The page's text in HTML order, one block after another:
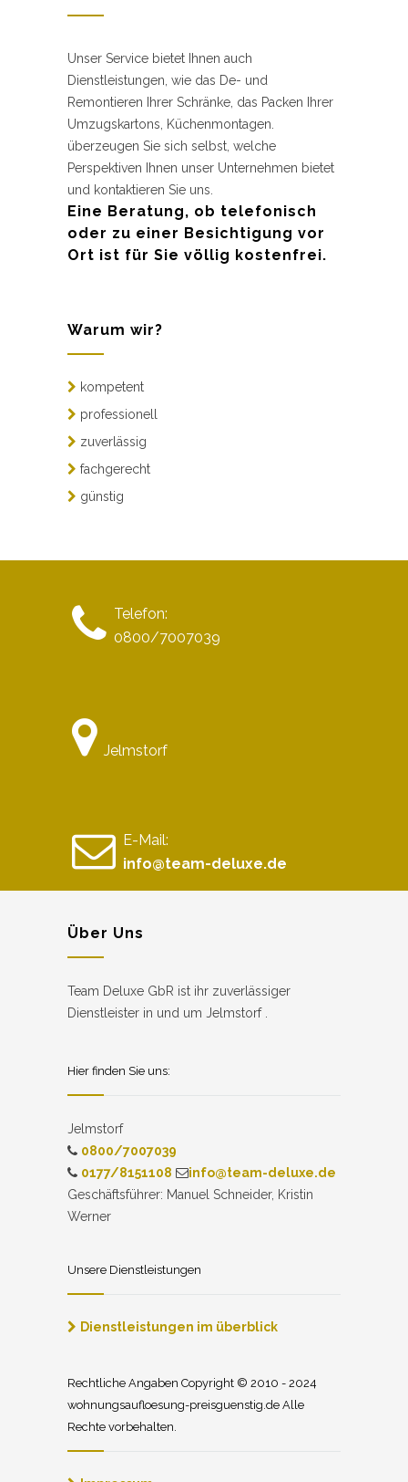
Unser Service bietet Ihnen auch
Dienstleistungen, wie das De- und
Remontieren Ihrer Schränke, das Packen Ihrer
Umzugskartons, Küchenmontagen.
überzeugen Sie sich selbst, welche
Perspektiven Ihnen unser Unternehmen bietet
und kontaktieren Sie uns.
Eine Beratung, ob telefonisch
oder zu einer Besichtigung vor
Ort ist für Sie völlig kostenfrei.
Warum wir?
kompetent
professionell
zuverlässig
fachgerecht
günstig
Telefon:
0800/7007039
Jelmstorf
E-Mail:
info@team-deluxe.de
Über Uns
Team Deluxe GbR ist ihr zuverlässiger
Dienstleister in und um Jelmstorf .
Hier finden Sie uns:
Jelmstorf
0800/7007039
0177/8151108
info@team-deluxe.de
Geschäftsführer: Manuel Schneider, Kristin
Werner
Unsere Dienstleistungen
Dienstleistungen im überblick
Rechtliche Angaben Copyright © 2010 - 2024
wohnungsaufloesung-preisguenstig.de Alle
Rechte vorbehalten.